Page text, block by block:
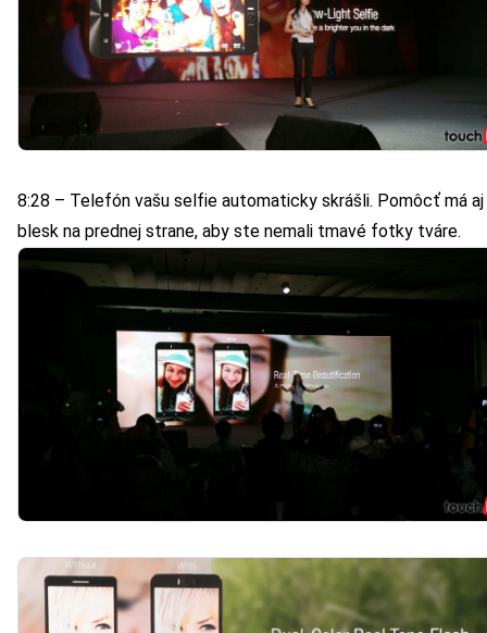
8:28 – Telefón vašu selfie automaticky skrášli. Pomôcť má aj
blesk na prednej strane, aby ste nemali tmavé fotky tváre.